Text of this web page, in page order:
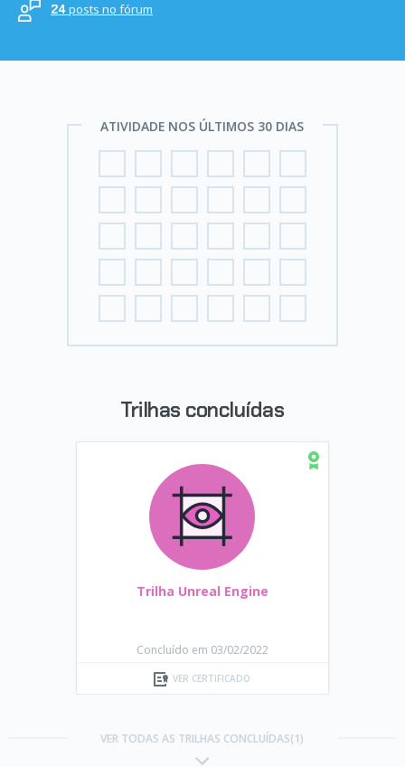
24posts no fórum
ATIVIDADE NOS ÚLTIMOS 30 DIAS
Trilhas concluídas
Trilha Unreal Engine
Concluído em 03/02/2022
VER CERTIFICADO
VER TODAS AS TRILHAS CONCLUÍDAS(1)